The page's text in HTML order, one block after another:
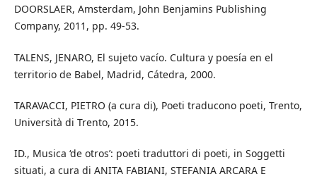
DOORSLAER, Amsterdam, John Benjamins Publishing
Company, 2011, pp. 49-53.
TALENS, JENARO, El sujeto vacío. Cultura y poesía en el
territorio de Babel, Madrid, Cátedra, 2000.
TARAVACCI, PIETRO (a cura di), Poeti traducono poeti, Trento,
Università di Trento, 2015.
ID., Musica ‘de otros’: poeti traduttori di poeti, in Soggetti
situati, a cura di ANITA FABIANI, STEFANIA ARCARA E